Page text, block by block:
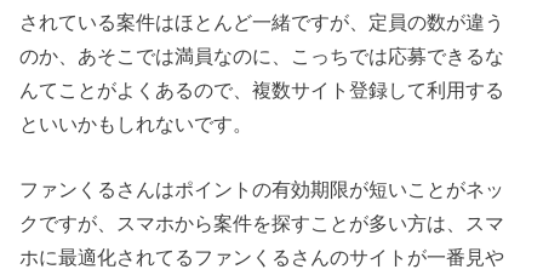
されている案件はほとんど一緒ですが、定員の数が違う
のか、あそこでは満員なのに、こっちでは応募できるな
んてことがよくあるので、複数サイト登録して利用する
といいかもしれないです。
ファンくるさんはポイントの有効期限が短いことがネッ
クですが、スマホから案件を探すことが多い方は、スマ
ホに最適化されてるファンくるさんのサイトが一番見や